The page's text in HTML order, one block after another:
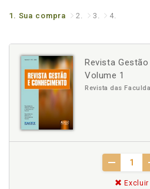
1. Sua compra 2. 3. 4.
Revista
Volume 1
Revista das
Excluir